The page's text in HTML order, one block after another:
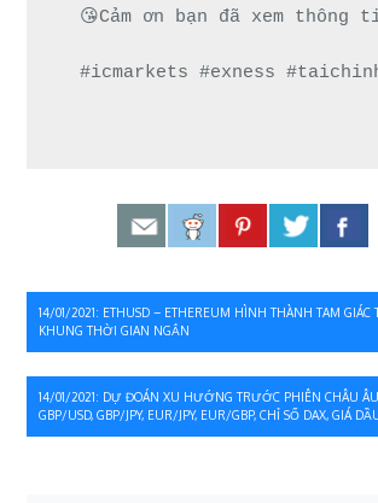
😘Cảm ơn bạn đã xem
#icmarkets #exness
Điều
hướng
bài
viết
14/01/2021: ETHUSD – ETHEREUM HÌNH THÀNH TAM GIÁC
KHUNG THỜI GIAN NGẮN
14/01/2021: DỰ ĐOÁN XU HƯỚNG TRƯỚC PHIÊN CHÂU
GBP/USD, GBP/JPY, EUR/JPY, EUR/GBP, CHỈ SỐ DAX, GIÁ